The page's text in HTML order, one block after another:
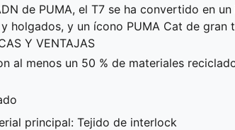
de PUMA, el T7 se ha convertido en
holgados, y un ícono PUMA Cat de
Y VENTAJAS
al menos un 50 % de materiales
principal: Tejido de interlock